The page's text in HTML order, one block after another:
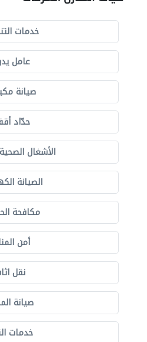
خدمات
عامل
صيانة
حدّاد
الأشغال
الصيانة
مكافحة
أمن
نقل
صيانة
خدمات